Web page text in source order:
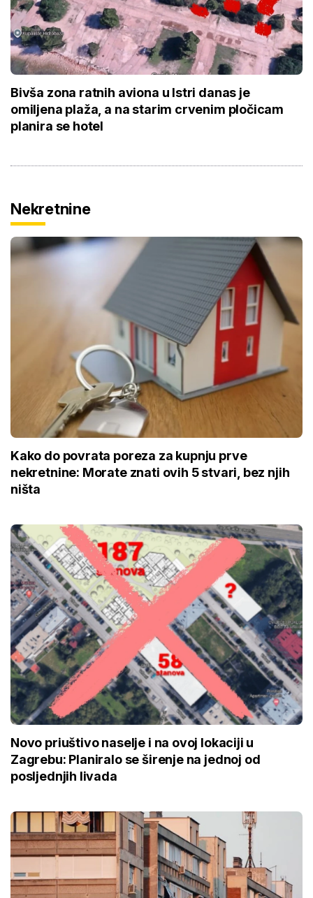
Bivša zona ratnih aviona u Istri danas je
omiljena plaža, a na starim crvenim pločicam
planira se hotel
Nekretnine
Kako do povrata poreza za kupnju prve
nekretnine: Morate znati ovih 5 stvari, bez njih
ništa
Novo priuštivo naselje i na ovoj lokaciji u
Zagrebu: Planiralo se širenje na jednoj od
posljednjih livada